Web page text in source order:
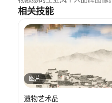
相关技能
图片
遗物艺术品